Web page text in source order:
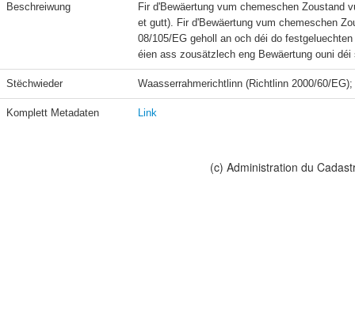
Beschreiwung
Fir d'Bewäertung vum chemeschen Zoustand
et gutt). Fir d'Bewäertung vum chemeschen
08/105/EG geholl an och déi do
Stëchwieder
Komplett Metadaten Link
(c) Administration du